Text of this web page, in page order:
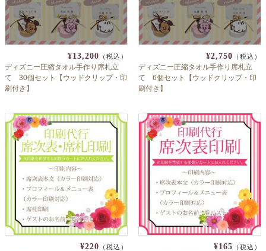
¥13,200 （税込）
ディズニー圧縮タオル手作り席札立
て 30個セット【ウッドクリップ・印
刷付き】
¥2,750 （税込）
ディズニー圧縮タオル手作り席札立
て 6個セット【ウッドクリップ・印
刷付き】
¥220 （税込） ¥165 （税込）